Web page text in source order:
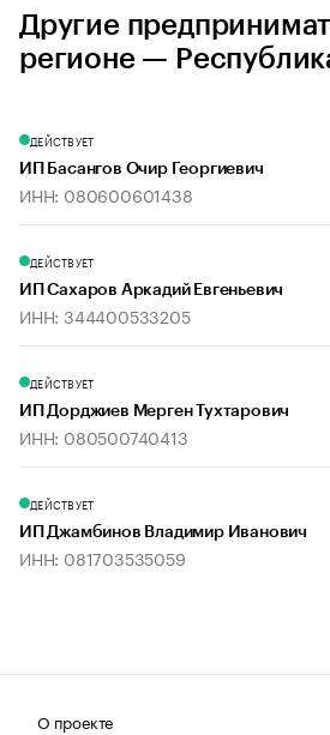
Другие
регионе —
ДЕЙСТВУЕТ
ИП Басангов Очир Георгиевич
ИНН: 080600601438
ДЕЙСТВУЕТ
ИП Сахаров Аркадий Евгеньевич
ИНН: 344400533205
ДЕЙСТВУЕТ
ИП Дорджиев Мерген Тухтарович
ИНН: 080500740413
ДЕЙСТВУЕТ
ИП Джамбинов Владимир Иванович
ИНН: 081703535059
О проекте